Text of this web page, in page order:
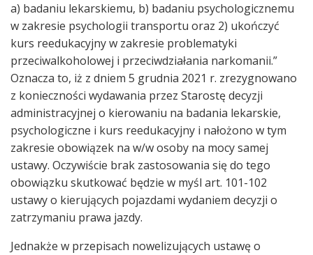
a) badaniu lekarskiemu, b) badaniu psychologicznemu
w zakresie psychologii transportu oraz 2) ukończyć
kurs reedukacyjny w zakresie problematyki
przeciwalkoholowej i przeciwdziałania narkomanii.”
Oznacza to, iż z dniem 5 grudnia 2021 r. zrezygnowano
z konieczności wydawania przez Starostę decyzji
administracyjnej o kierowaniu na badania lekarskie,
psychologiczne i kurs reedukacyjny i nałożono w tym
zakresie obowiązek na w/w osoby na mocy samej
ustawy. Oczywiście brak zastosowania się do tego
obowiązku skutkować będzie w myśl art. 101-102
ustawy o kierujących pojazdami wydaniem decyzji o
zatrzymaniu prawa jazdy.
Jednakże w przepisach nowelizujących ustawę o